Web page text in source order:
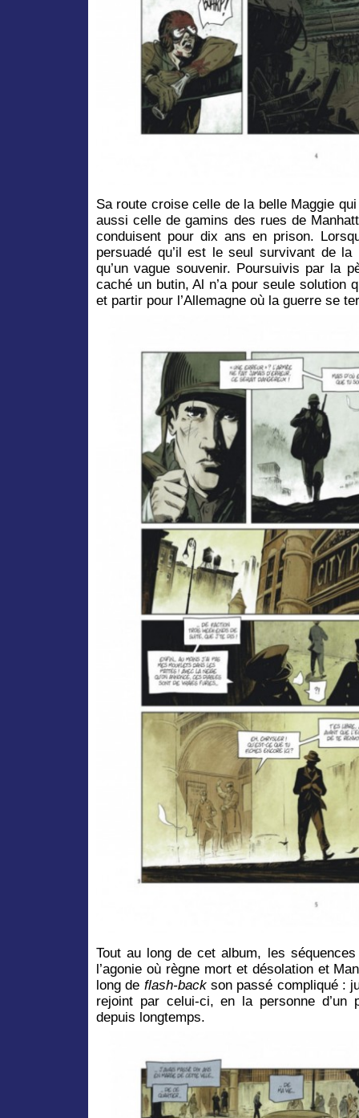
Sa route croise celle de la belle Maggie
aussi celle de gamins des rues de
conduisent pour dix ans en prison.
persuadé qu’il est le seul survivant de la
qu’un vague souvenir. Poursuivis par la
caché un butin, Al n’a pour seule solution
et partir pour l’Allemagne où la guerre se
Tout au long de cet album, les
l’agonie où règne mort et désolation et
long de flash-backson passé compliqué :
rejoint par celui-ci, en la personne d’un
depuis longtemps.